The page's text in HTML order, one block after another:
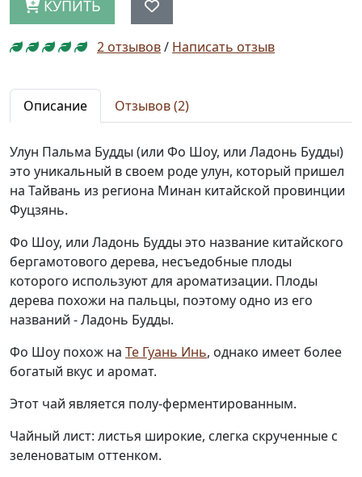
КУПИТЬ
2 отзывов/ Написать отзыв
Описание Отзывов (2)
Улун Пальма Будды (или Фо Шоу, или Ладонь Будды)
это уникальный в своем роде улун, который пришел
на Тайвань из региона Минан китайской провинции
Фуцзянь.
Фо Шоу, или Ладонь Будды это название китайского
бергамотового дерева, несъедобные плоды
которого используют для ароматизации. Плоды
дерева похожи на пальцы, поэтому одно из его
названий - Ладонь Будды.
Фо Шоу похож на Те Гуань Инь, однако имеет более
богатый вкус и аромат.
Этот чай является полу-ферментированным.
Чайный лист: листья широкие, слегка скрученные с
зеленоватым оттенком.